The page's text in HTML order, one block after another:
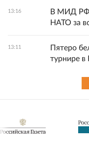
13:16
В МИД РФ
НАТО за
13:11
Пятеро
турнире